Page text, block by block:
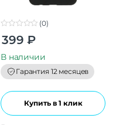
o
t
o
f
5
(0)
399 ₽
В наличии
Гарантия 12 месяцев
Купить в 1 клик